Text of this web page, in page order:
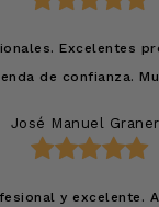
Excelentes
de confianza.
José Manuel

y excelente.